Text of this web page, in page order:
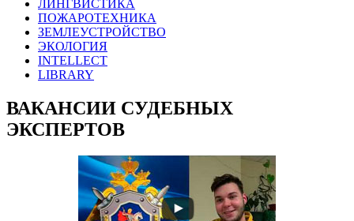
ЛИНГВИСТИКА
ПОЖАРОТЕХНИКА
ЗЕМЛЕУСТРОЙСТВО
ЭКОЛОГИЯ
INTELLECT
LIBRARY
ВАКАНСИИ СУДЕБНЫХ
ЭКСПЕРТОВ